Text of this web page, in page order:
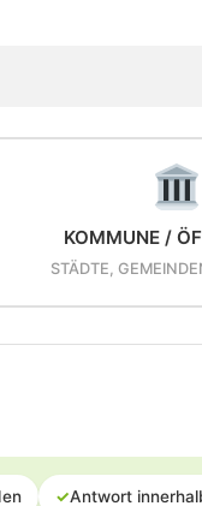
KOMMUNE /
STÄDTE,
✓Antwort